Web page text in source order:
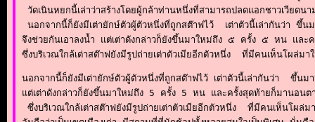
วัดเนินหยกนี้เล่าว่าสร้างโดยผู้กล้าท่านหนึ่งที่สามารถปลดแอกชาวเวีย
นอกจากนี้ก็ยังมีเต่ายักษ์ตัวผู้ตัวหนึ่งที่ถูกสต๊าฟไว้  เต่าตัวนี้เล่ากันว่า ขึ้
จึงช่วยกันเอาลงน้ำ แต่เต่าดังกล่าวก็ยังขึ้นมาใหม่ถึง ๕ ครั้ง ๕ หน แล
ซึ่งบริเวณใกล้เต่าสต๊าฟยังมีรูปถ่ายเต่าตัวเมียอีกตัวหนึ่ง  ที่มีคนเห็นโผล่มา
นอกจากนี้ก็ยังมีเต่ายักษ์ตัวผู้ตัวหนึ่งที่ถูกสต๊าฟไว้ เต่าตัวนี้เล่ากันว่า  ขึ้น
แต่เต่าดังกล่าวก็ยังขึ้นมาใหม่ถึง 5 ครั้ง 5 หน และครั้งสุดท้ายก็มานอน
ซึ่งบริเวณใกล้เต่าสต๊าฟยังมีรูปถ่ายเต่าตัวเมียอีกตัวหนึ่ง  ที่มีคนเห็นโผ